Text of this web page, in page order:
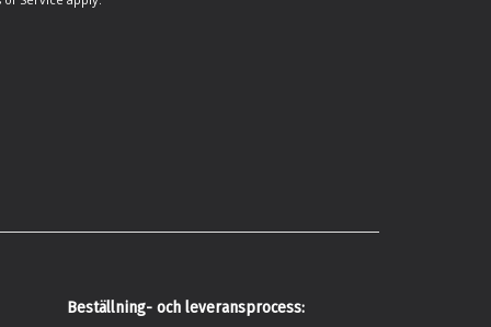
Beställning- och leveransprocess: